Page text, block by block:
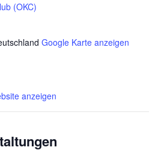
(OKC)
Google Karte anzeigen
anzeigen